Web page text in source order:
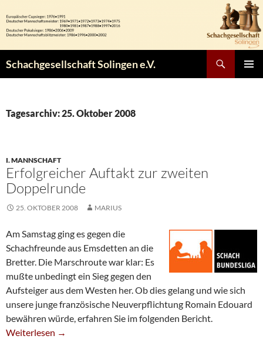
Inhalt
springen
Schachgesellschaft Solingen e.V.
Tagesarchiv: 25. Oktober 2008
I. MANNSCHAFT
Erfolgreicher Auftakt zur zweiten
Doppelrunde
25. OKTOBER 2008 MARIUS
Am Samstag ging es gegen die
Schachfreunde aus Emsdetten an die
Bretter. Die Marschroute war klar: Es
mußte unbedingt ein Sieg gegen den
Aufsteiger aus dem Westen her. Ob dies gelang und wie sich
unsere junge französische Neuverpflichtung Romain Edouard
bewähren würde, erfahren Sie im folgenden Bericht.
Erfolgreicher Auftakt Zur Zweiten Doppelrunde
Weiterlesen →